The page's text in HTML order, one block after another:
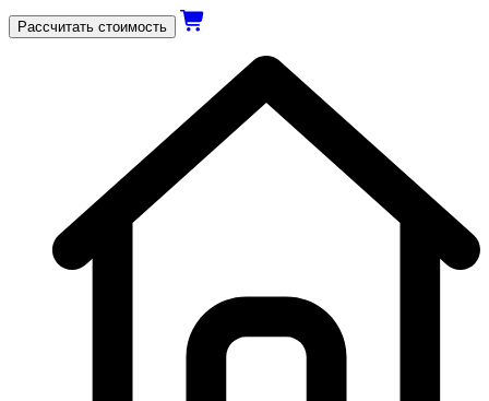
Рассчитать стоимость